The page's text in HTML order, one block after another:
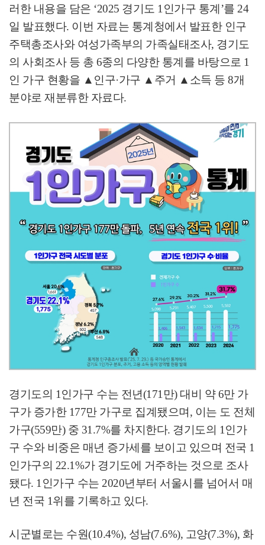
러한 내용을 담은 ‘2025 경기도 1 인가구 통계 ’를 24
일 발표했다. 이번 자료는 통계청에서 발표한 인구
주택총조사와 여성가족부의 가족실태조사, 경기도
의 사회조사 등 총 6종의 다양한 통계를 바탕으로 1
인 가구 현황을 ▲ 인구·가구 ▲ 주거 ▲ 소득 등 8개
분야로 재분류한 자료다.
경기도의 1 인가구 수는 전년(171 만) 대비 약6만 가
구가 증가한 177만 가구로 집계됐으며 , 이는 도 전체
가구(559만) 중 31.7%를 차지한다. 경기도의 1 인가
구 수와 비중은 매년 증가세를 보이고 있으며 전국 1
인가구의 22.1%가 경기도에 거주하는 것으로 조사
됐다. 1 인가구 수는 2020년부터 서울시를 넘어서 매
년 전국 1위를 기록하고 있다.
시군별로는 수원(10.4%), 성남(7.6%), 고양(7.3%), 화